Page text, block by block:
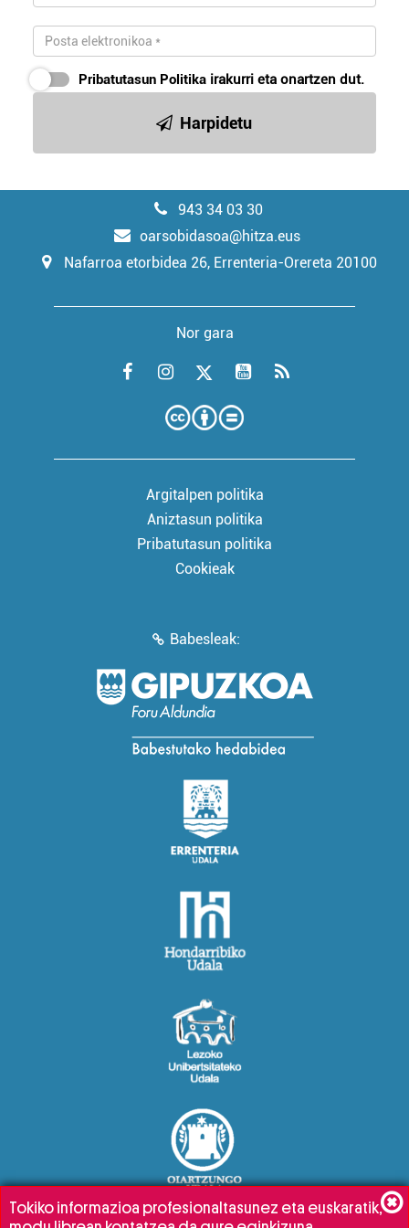
Pribatutasun Politika irakurri eta onartzen dut.
Harpidetu
943 34 03 30
oarsobidasoa@hitza.eus
Nafarroa etorbidea 26, Errenteria-Orereta 20100
Nor gara
Argitalpen politika
Aniztasun politika
Pribatutasun politika
Cookieak
Babesleak:
Tokiko informazioa profesionaltasunez eta euskaratik,